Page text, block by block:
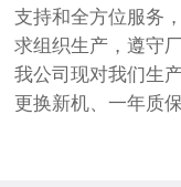
支持和全方位服务
求组织生产，遵守
我公司现对我们生
更换新机、一年质